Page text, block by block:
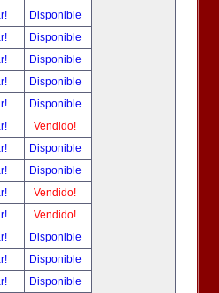
Disponible
Disponible
Disponible
Disponible
Disponible
Vendido!
Disponible
Disponible
Vendido!
Vendido!
Disponible
Disponible
Disponible